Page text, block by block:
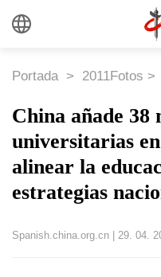
Portada > 2011Fotos >
China añade 38
universitarias
alinear la
estrategias
Spanish.china.org.cn 29. 04.